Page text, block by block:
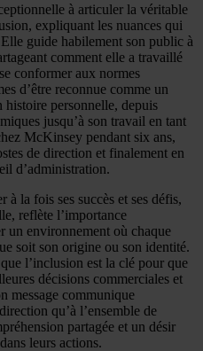
à articuler la véritable
expliquant les nuances qui
guide habilement son public à
comment elle a travaillé
conformer aux normes
d’être reconnue comme un
personnelle, depuis
jusqu’à son travail en tant
McKinsey pendant six ans,
de direction et finalement en
d’administration.
la fois ses succès et ses défis,
reflète l’importance
un environnement où chaque
soit son origine ou son identité.
l’inclusion est la clé pour que
décisions commerciales et
message communique
qu’à l’ensemble de
partagée et un désir
leurs actions.